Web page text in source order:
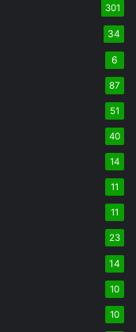
301
34
6
87
51
40
14
11
11
23
14
10
10